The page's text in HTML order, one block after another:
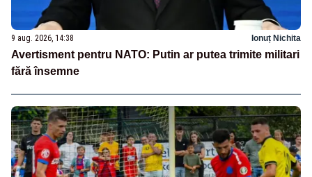
9 aug. 2026, 14:38 Ionuț Nichita
Avertisment pentru NATO: Putin ar putea trimite militari
fără însemne